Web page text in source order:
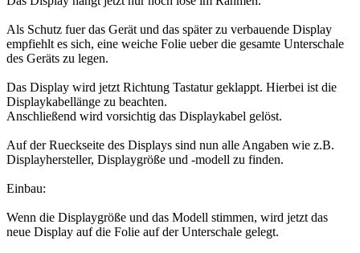
Als Schutz fuer das Gerät und das später zu verbauende Display
empfiehlt es sich, eine weiche Folie ueber die gesamte Unterschale
des Geräts zu legen.
Das Display wird jetzt Richtung Tastatur geklappt. Hierbei ist die
Displaykabellänge zu beachten.
Anschließend wird vorsichtig das Displaykabel gelöst.
Auf der Rueckseite des Displays sind nun alle Angaben wie z.B.
Displayhersteller, Displaygröße und -modell zu finden.
Einbau:
Wenn die Displaygröße und das Modell stimmen, wird jetzt das
neue Display auf die Folie auf der Unterschale gelegt.